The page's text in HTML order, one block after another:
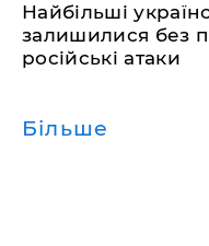
Найбільші
залишилися без
російські атаки
Більше